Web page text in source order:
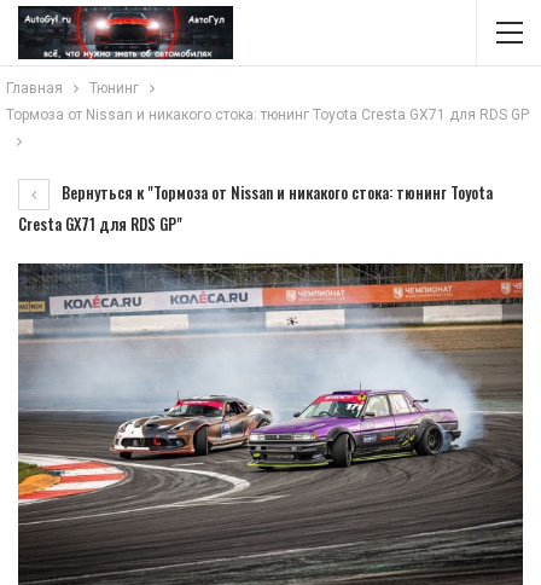
Главная
Тюнинг
Тормоза от Nissan и никакого стока: тюнинг Toyota Cresta GX71 для RDS GP
Вернуться к "Тормоза от Nissan и никакого стока: тюнинг Toyota
Cresta GX71 для RDS GP"